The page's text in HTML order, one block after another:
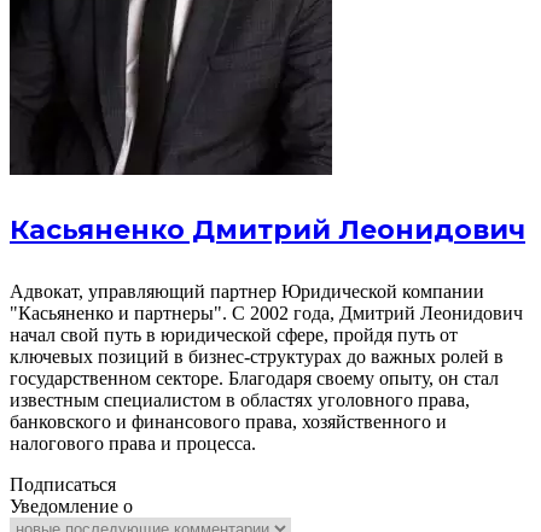
Касьяненко Дмитрий Леонидович
Адвокат, управляющий партнер Юридической компании
"Касьяненко и партнеры". С 2002 года, Дмитрий Леонидович
начал свой путь в юридической сфере, пройдя путь от
ключевых позиций в бизнес-структурах до важных ролей в
государственном секторе. Благодаря своему опыту, он стал
известным специалистом в областях уголовного права,
банковского и финансового права, хозяйственного и
налогового права и процесса.
Подписаться
Уведомление о